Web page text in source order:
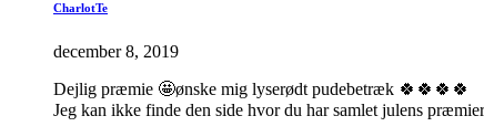
CharlotTe
december 8, 2019
Dejlig præmie 🤩ønske mig lyserødt pudebetræk 🍀🍀🍀🍀
Jeg kan ikke finde den side hvor du har samlet julens